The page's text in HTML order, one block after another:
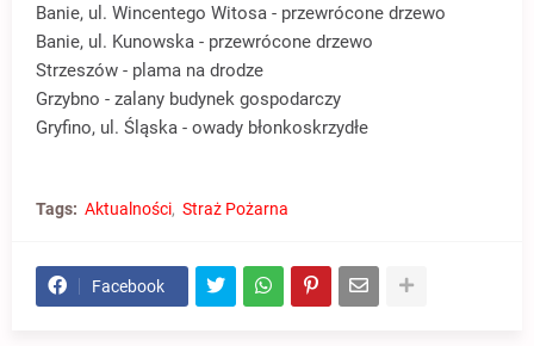
Banie, ul. Wincentego Witosa - przewrócone drzewo
Banie, ul. Kunowska - przewrócone drzewo
Strzeszów - plama na drodze
Grzybno - zalany budynek gospodarczy
Gryfino, ul. Śląska - owady błonkoskrzydłe
Tags: Aktualności Straż Pożarna
Facebook